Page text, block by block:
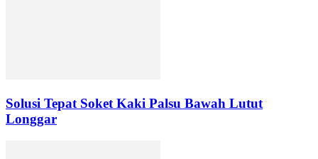
Solusi Tepat Soket Kaki Palsu Bawah Lutut
Longgar